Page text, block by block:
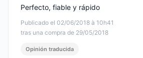
Publicado el 02/06/2018 à 10h41
tras una compra de 29/05/2018
Perfecto, fiable y rápido
Opinión traducida